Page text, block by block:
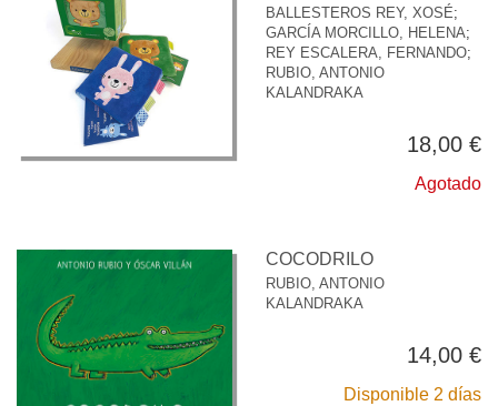
BALLESTEROS REY, XOSÉ;
GARCÍA MORCILLO, HELENA;
REY ESCALERA, FERNANDO;
RUBIO, ANTONIO
KALANDRAKA
18,00 €
Agotado
COCODRILO
RUBIO, ANTONIO
KALANDRAKA
14,00 €
Disponible 2 días